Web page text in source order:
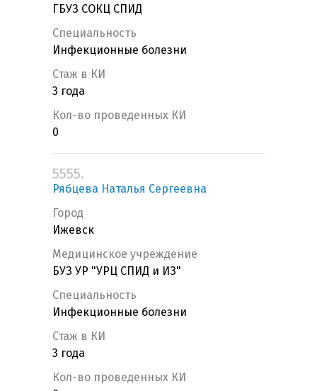
ГБУЗ СОКЦ СПИД
Специальность
Инфекционные болезни
Стаж в КИ
3 года
Кол-во проведенных КИ
0
5555.
Рябцева Наталья Сергеевна
Город
Ижевск
Медицинское учреждение
БУЗ УР "УРЦ СПИД и ИЗ"
Специальность
Инфекционные болезни
Стаж в КИ
3 года
Кол-во проведенных КИ